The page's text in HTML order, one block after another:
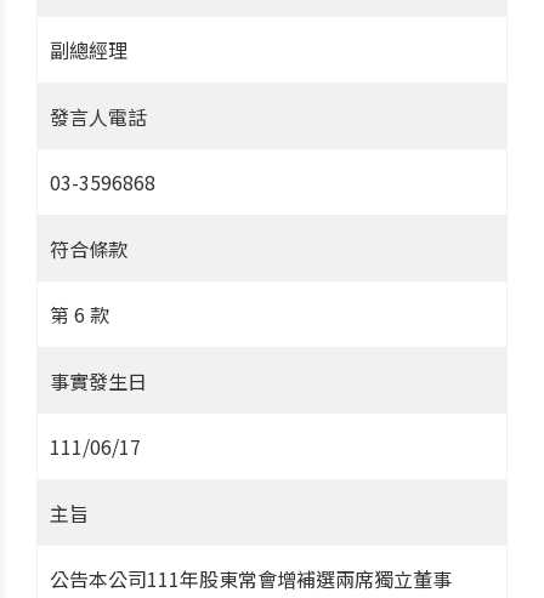
副總經理
發言人電話
03-3596868
符合條款
第 6 款
事實發生日
111/06/17
主旨
公告本公司111年股東常會增補選兩席獨立董事